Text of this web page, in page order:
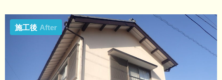
施工後 After